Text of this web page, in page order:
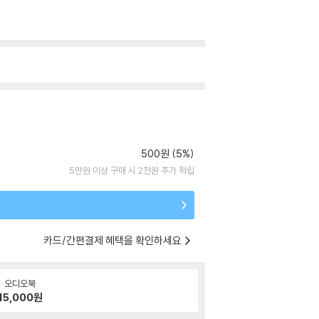
500원 (5%)
5만원 이상 구매 시 2천원 추가 적립
카드/간편결제 혜택을 확인하세요
오디오북
원